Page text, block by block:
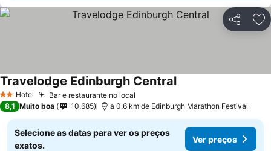
Partilhar
2 Estrelas
Hotel Bar e restaurante no local
Travelodge Edinburgh Central
8,1 Muito boa 10.685 a 0.6 km de Edinburgh Marathon Festival
Selecione as datas para ver os preços
exatos.
Ver preços